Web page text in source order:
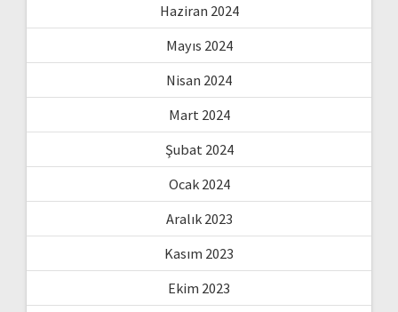
Haziran 2024
Mayıs 2024
Nisan 2024
Mart 2024
Şubat 2024
Ocak 2024
Aralık 2023
Kasım 2023
Ekim 2023